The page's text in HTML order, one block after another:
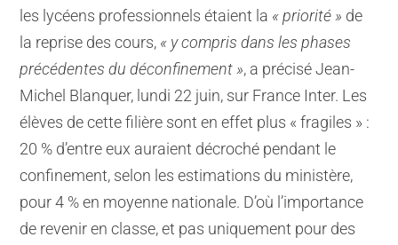
les lycéens professionnels étaient la « priorité » de
la reprise des cours, « y compris dans les phases
précédentes du déconfinement », a précisé Jean-
Michel Blanquer, lundi 22 juin, sur France Inter. Les
élèves de cette filière sont en effet plus « fragiles » :
20 % d’entre eux auraient décroché pendant le
confinement, selon les estimations du ministère,
pour 4 % en moyenne nationale. D’où l’importance
de revenir en classe, et pas uniquement pour des